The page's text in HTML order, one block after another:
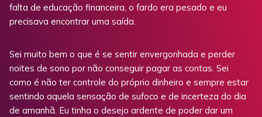
falta de educação financeira, o fardo era pesado e eu
precisava encontrar uma saída.
Sei muito bem o que é se sentir envergonhada e perder
noites de sono por não conseguir pagar as contas. Sei
como é não ter controle do próprio dinheiro e sempre estar
sentindo aquela sensação de sufoco e de incerteza do dia
de amanhã. Eu tinha o desejo ardente de poder dar um